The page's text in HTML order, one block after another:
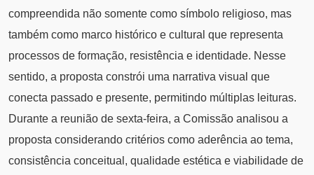
compreendida não somente como símbolo religioso, mas
também como marco histórico e cultural que representa
processos de formação, resistência e identidade. Nesse
sentido, a proposta constrói uma narrativa visual que
conecta passado e presente, permitindo múltiplas leituras.
Durante a reunião de sexta-feira, a Comissão analisou a
proposta considerando critérios como aderência ao tema,
consistência conceitual, qualidade estética e viabilidade de